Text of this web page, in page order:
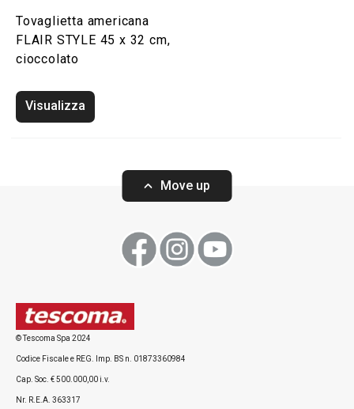
Tovaglietta americana
FLAIR STYLE 45 x 32 cm,
cioccolato
Visualizza
Move up
© Tescoma Spa 2024
Codice Fiscale e REG. Imp. BS n. 01873360984
Cap. Soc. € 500.000,00 i.v.
Nr. R.E.A. 363317